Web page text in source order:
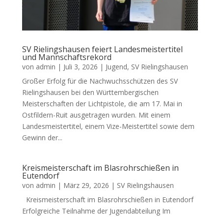
SV Rielingshausen feiert Landesmeistertitel
und Mannschaftsrekord
von admin | Juli 3, 2026 | Jugend, SV Rielingshausen
Großer Erfolg für die Nachwuchsschützen des SV
Rielingshausen bei den Württembergischen
Meisterschaften der Lichtpistole, die am 17. Mai in
Ostfildern-Ruit ausgetragen wurden. Mit einem
Landesmeistertitel, einem Vize-Meistertitel sowie dem
Gewinn der...
Kreismeisterschaft im Blasrohrschießen in
Eutendorf
von admin | März 29, 2026 | SV Rielingshausen
Kreismeisterschaft im Blasrohrschießen in Eutendorf
Erfolgreiche Teilnahme der Jugendabteilung Im